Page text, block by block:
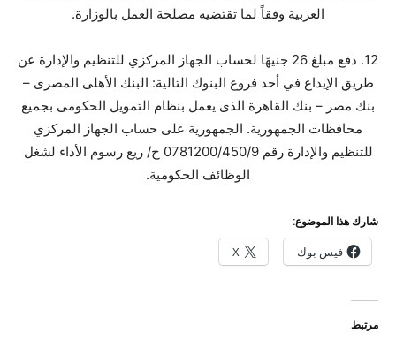
العربية وفقاً لما تقتضيه مصلحة العمل بالوزارة.
12. دفع مبلغ 26 جنيهًا لحساب الجهاز المركزي للتنظيم والإدارة عن
طريق الإيداع في أحد فروع البنوك التالية: البنك الأهلى المصرى –
بنك مصر – بنك القاهرة الذى يعمل بنظام التمويل الحكومى بجميع
محافظات الجمهورية. الجمهورية على حساب الجهاز المركزي
للتنظيم والإدارة رقم 0781200/450/9 ح/ ريع رسوم الأداء لشغل
الوظائف الحكومية.
شارك هذا الموضوع:
فيس بوك X
مرتبط